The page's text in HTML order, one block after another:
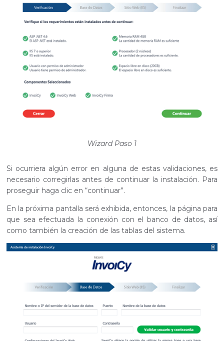
Wizard Paso 1
Si ocurriera algún error en alguna de estas validaciones, es
necesario corregirlas antes de continuar la instalación. Para
proseguir haga clic en “continuar”.
En la próxima pantalla será exhibida, entonces, la página para
que sea efectuada la conexión con el banco de datos, así
como también la creación de las tablas del sistema.